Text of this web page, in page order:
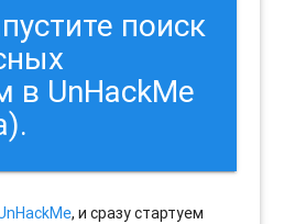
поиск
в UnHackMe
, и сразу стартуем